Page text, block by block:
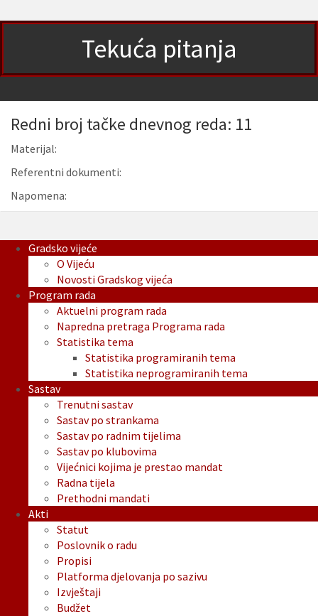
Tekuća pitanja
Redni broj tačke dnevnog reda: 11
Materijal:
Referentni dokumenti:
Napomena:
Gradsko vijeće
O Vijeću
Novosti Gradskog vijeća
Program rada
Aktuelni program rada
Napredna pretraga Programa rada
Statistika tema
Statistika programiranih tema
Statistika neprogramiranih tema
Sastav
Trenutni sastav
Sastav po strankama
Sastav po radnim tijelima
Sastav po klubovima
Vijećnici kojima je prestao mandat
Radna tijela
Prethodni mandati
Akti
Statut
Poslovnik o radu
Propisi
Platforma djelovanja po sazivu
Izvještaji
Budžet